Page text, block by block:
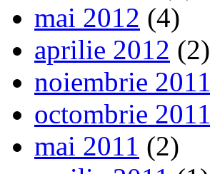
mai 2012 (4)
aprilie 2012 (2)
noiembrie 2011
octombrie 2011
mai 2011 (2)